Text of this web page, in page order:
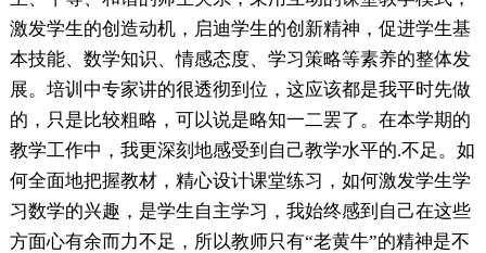
激发学生的创造动机，启迪学生的创新精神，促进学生基
本技能、数学知识、情感态度、学习策略等素养的整体发
展。培训中专家讲的很透彻到位，这应该都是我平时先做
的，只是比较粗略，可以说是略知一二罢了。在本学期的
教学工作中，我更深刻地感受到自己教学水平的.不足。如
何全面地把握教材，精心设计课堂练习，如何激发学生学
习数学的兴趣，是学生自主学习，我始终感到自己在这些
方面心有余而力不足，所以教师只有“老黄牛”的精神是不